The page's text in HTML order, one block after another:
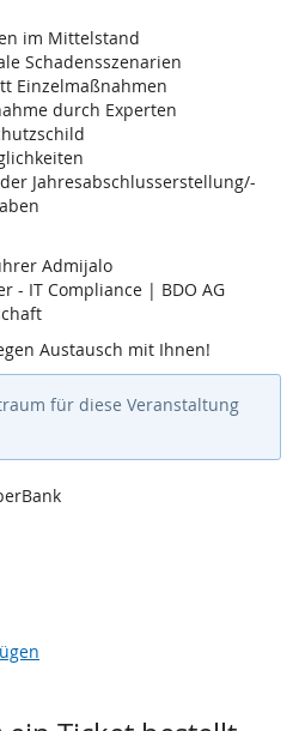
im Mittelstand
Schadensszenarien
Einzelmaßnahmen
durch Experten
Jahresabschlusserstellung/-
Admijalo
- IT Compliance | BDO AG
Austausch mit Ihnen!
für diese Veranstaltung